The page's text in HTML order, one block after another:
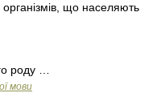
що населяють
роду …
мови